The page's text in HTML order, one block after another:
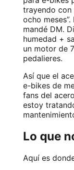
trayendo con
ocho
mandé DM.
humedad +
un motor de
pedalieres.
Así que el
e-bikes de
fans del
estoy
Lo que
Aquí es